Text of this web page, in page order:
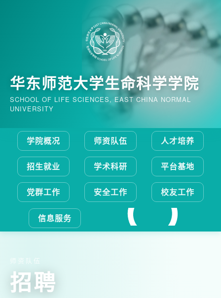
华东师范大学生命科学学院
SCHOOL OF LIFE SCIENCES, EAST CHINA NORMAL
UNIVERSITY
学院概况 师资队伍 人才培养
招生就业 学术科研 平台基地
党群工作 安全工作 校友工作
信息服务
师资队伍
招聘